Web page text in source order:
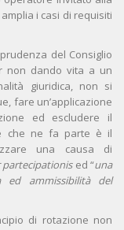
i casi di requisiti
del Consiglio
non dando vita a un
giuridica, non si
fare un’applicazione
ed escludere il
che ne fa parte è il
una causa di
partecipationis ed “una
ed ammissibilità del
di rotazione non